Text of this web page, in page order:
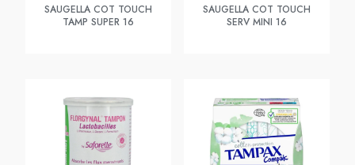
SAUGELLA COT TOUCH
TAMP SUPER 16
SAUGELLA COT TOUCH
SERV MINI 16